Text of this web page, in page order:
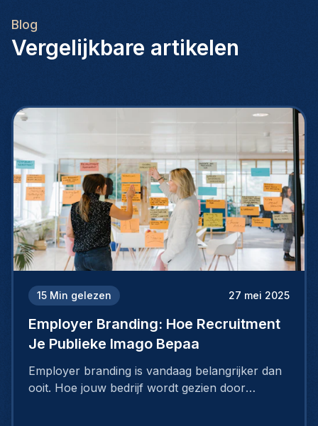
Blog
Vergelijkbare artikelen
15 Min gelezen 27 mei 2025
Employer Branding: Hoe Recruitment
Je Publieke Imago Bepaa
Employer branding is vandaag belangrijker dan
ooit. Hoe jouw bedrijf wordt gezien door